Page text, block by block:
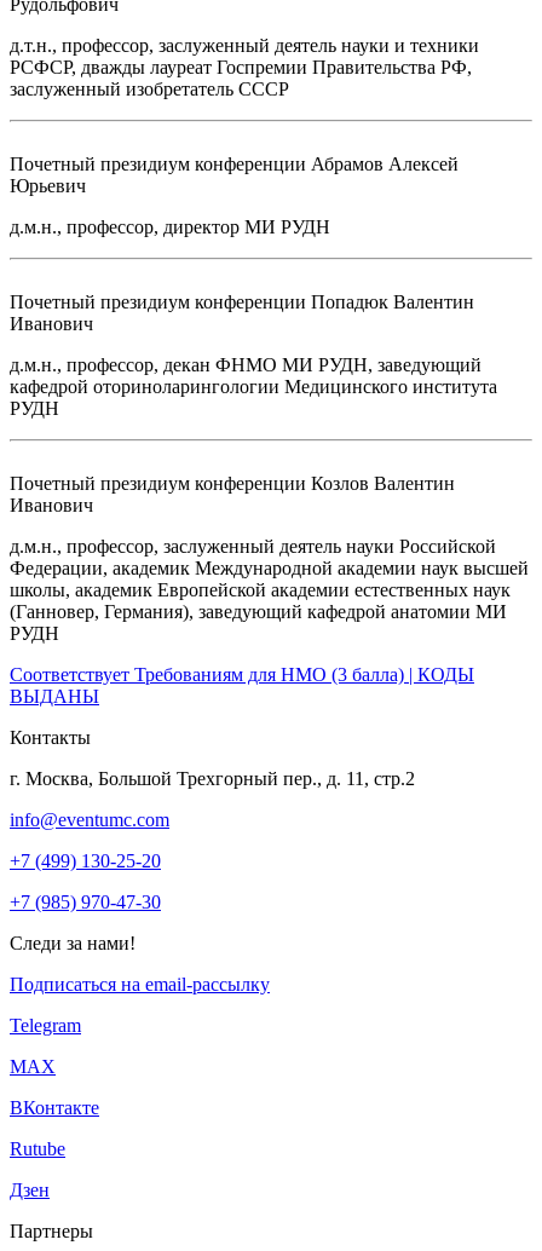
Рудольфович
д.т.н., профессор, заслуженный деятель науки и техники
РСФСР, дважды лауреат Госпремии Правительства РФ,
заслуженный изобретатель СССР
Почетный президиум конференции Абрамов Алексей
Юрьевич
д.м.н., профессор, директор МИ РУДН
Почетный президиум конференции Попадюк Валентин
Иванович
д.м.н., профессор, декан ФНМО МИ РУДН, заведующий
кафедрой оториноларингологии Медицинского института
РУДН
Почетный президиум конференции Козлов Валентин
Иванович
д.м.н., профессор, заслуженный деятель науки Российской
Федерации, академик Международной академии наук высшей
школы, академик Европейской академии естественных наук
(Ганновер, Германия), заведующий кафедрой анатомии МИ
РУДН
Соответствует Требованиям для НМО (3 балла) | КОДЫ
ВЫДАНЫ
Контакты
г. Москва, Большой Трехгорный пер., д. 11, стр.2
info@eventumc.com
+7 (499) 130-25-20
+7 (985) 970-47-30
Следи за нами!
Подписаться на email-рассылку
Telegram
МАХ
ВКонтакте
Rutube
Дзен
Партнеры